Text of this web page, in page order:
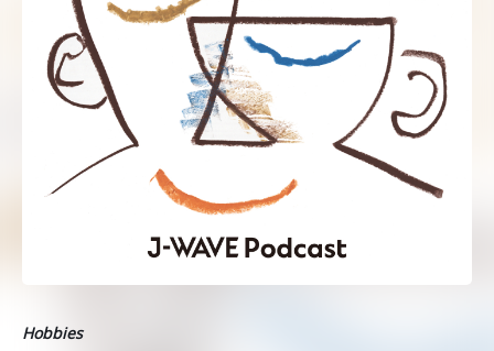
Hobbies